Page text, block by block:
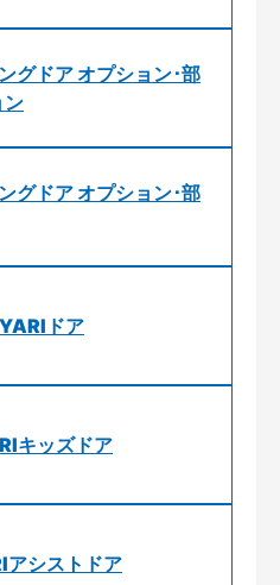
グドア オプション･部
ン
グドア オプション･部
ドア
キッズドア
シストドア